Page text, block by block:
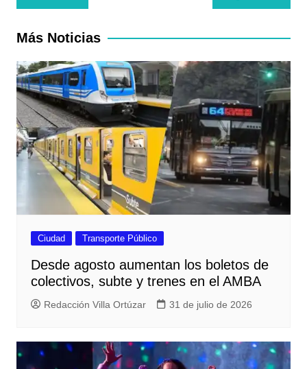
de
entradas
Más Noticias
Ciudad Transporte Público
Desde agosto aumentan los boletos de
colectivos, subte y trenes en el AMBA
Redacción Villa Ortúzar 31 de julio de 2026